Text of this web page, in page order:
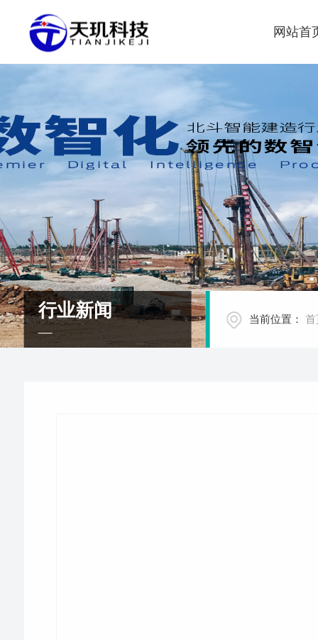
网站首
行业新闻 当前位置： 首